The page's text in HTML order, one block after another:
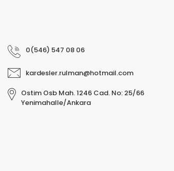
0(546) 547 08 06
kardesler.rulman@hotmail.com
Ostim Osb Mah. 1246 Cad. No: 25/66
Yenimahalle/Ankara